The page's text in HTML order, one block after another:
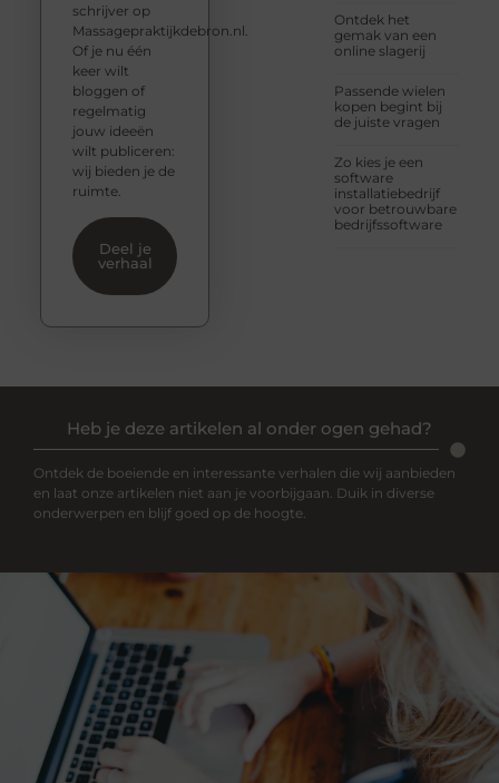
Ontdek het
gemak van een
online slagerij
Passende wielen
kopen begint bij
de juiste vragen
Zo kies je een
software
installatiebedrijf
voor betrouwbare
bedrijfssoftware
schrijver op
Massagepraktijkdebron.nl.
Of je nu één
keer wilt
bloggen of
regelmatig
jouw ideeën
wilt publiceren:
wij bieden je de
ruimte.
Deel je
verhaal
Heb je deze artikelen al onder ogen gehad?
Ontdek de boeiende en interessante verhalen die wij aanbieden
en laat onze artikelen niet aan je voorbijgaan. Duik in diverse
onderwerpen en blijf goed op de hoogte.